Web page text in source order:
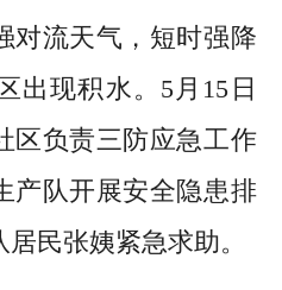
对流天气，短时强降
出现积水。5月15日
区负责三防应急工作
产队开展安全隐患排
民张姨紧急求助。